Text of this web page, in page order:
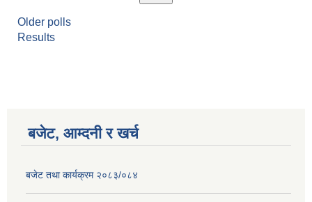
Older polls
Results
बजेट, आम्दनी र खर्च
बजेट तथा कार्यक्रम २०८३/०८४